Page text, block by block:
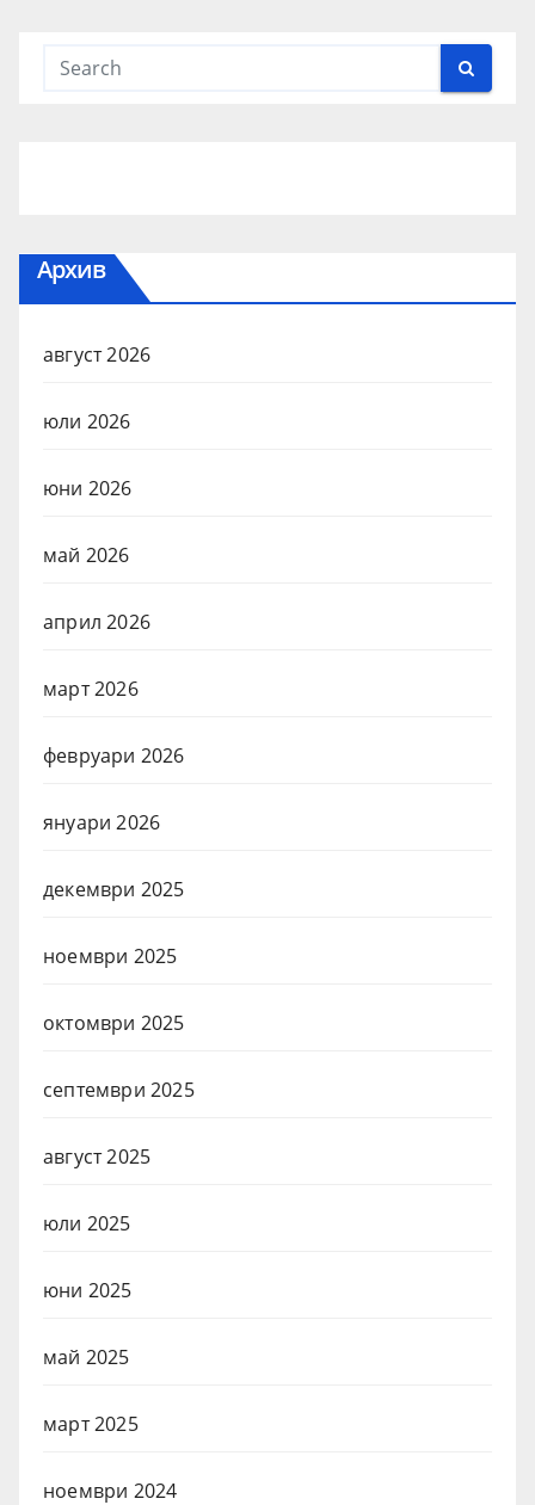
Архив
август 2026
юли 2026
юни 2026
май 2026
април 2026
март 2026
февруари 2026
януари 2026
декември 2025
ноември 2025
октомври 2025
септември 2025
август 2025
юли 2025
юни 2025
май 2025
март 2025
ноември 2024